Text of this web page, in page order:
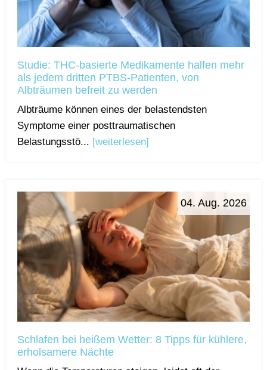
Studie: THC-basierte Medikamente halfen mehr
als jedem dritten PTBS-Patienten, von
Albträumen befreit zu werden
Albträume können eines der belastendsten
Symptome einer posttraumatischen
Belastungsstö... [weiterlesen]
04. Aug. 2026
Schlafen bei heißem Wetter: 8 Tipps für kühlere,
erholsamere Nächte